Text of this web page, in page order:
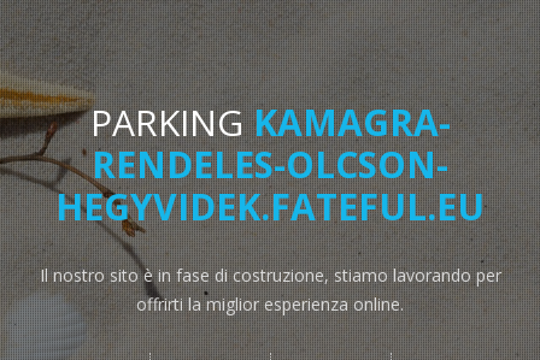
PARKINGKAMAGRA-
RENDELES-OLCSON-
HEGYVIDEK.FATEFUL.EU
Il nostro sito è in fase di costruzione, stiamo lavorando per
offrirti la miglior esperienza online.